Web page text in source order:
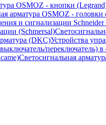
OSMOZ - кнопки
арматура OSMOZ -
и сигнализации
(Schmersal)
(DKC)Устройства
переключатель) в
Светосигнальная